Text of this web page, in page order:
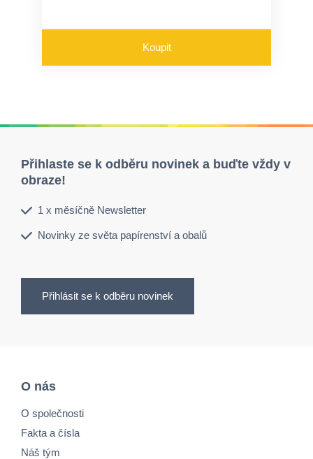
Koupit
Přihlaste se k odběru novinek a buďte vždy v
obraze!
1 x měsíčně Newsletter
Novinky ze světa papírenství a obalů
Přihlásit se k odběru novinek
O nás
O společnosti
Fakta a čísla
Náš tým